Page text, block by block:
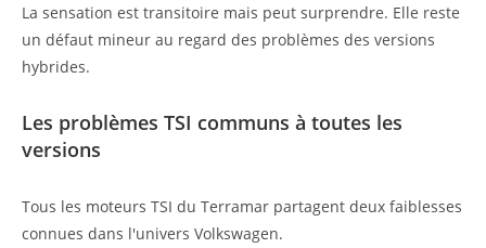
La sensation est transitoire mais peut surprendre. Elle reste
un défaut mineur au regard des problèmes des versions
hybrides.
Les problèmes TSI communs à toutes les
versions
Tous les moteurs TSI du Terramar partagent deux faiblesses
connues dans l'univers Volkswagen.